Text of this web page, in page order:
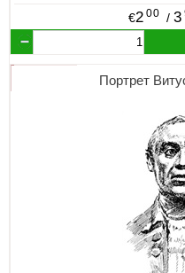
€2 00 / 3
Портрет